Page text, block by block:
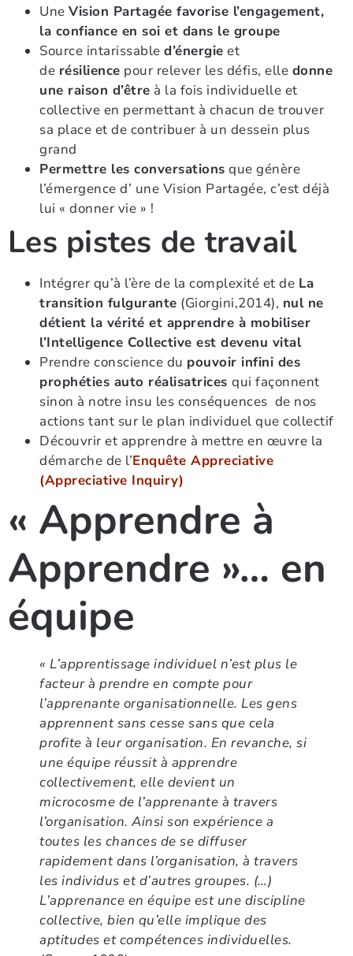
Une Vision Partagée favorise l’engagement,
la confiance en soi et dans le groupe
Source intarissable d’énergie et
de résilience pour relever les défis, elle donne
une raison d’être à la fois individuelle et
collective en permettant à chacun de trouver
sa place et de contribuer à un dessein plus
grand
Permettre les conversations que génère
l’émergence d’ une Vision Partagée, c’est déjà
lui « donner vie » !
Les pistes de travail
Intégrer qu’à l’ère de la complexité et de La
transition fulgurante (Giorgini,2014), nul ne
détient la vérité et apprendre à mobiliser
l’Intelligence Collective est devenu vital
Prendre conscience du pouvoir infini des
prophéties auto réalisatrices qui façonnent
sinon à notre insu les conséquences de nos
actions tant sur le plan individuel que collectif
Découvrir et apprendre à mettre en œuvre la
démarche de l’Enquête Appreciative
(Appreciative Inquiry)
« Apprendre à
Apprendre »… en
équipe
« L’apprentissage individuel n’est plus le
facteur à prendre en compte pour
l’apprenante organisationnelle. Les gens
apprennent sans cesse sans que cela
profite à leur organisation. En revanche, si
une équipe réussit à apprendre
collectivement, elle devient un
microcosme de l’apprenante à travers
l’organisation. Ainsi son expérience a
toutes les chances de se diffuser
rapidement dans l’organisation, à travers
les individus et d’autres groupes. (…)
L’apprenance en équipe est une discipline
collective, bien qu’elle implique des
aptitudes et compétences individuelles.